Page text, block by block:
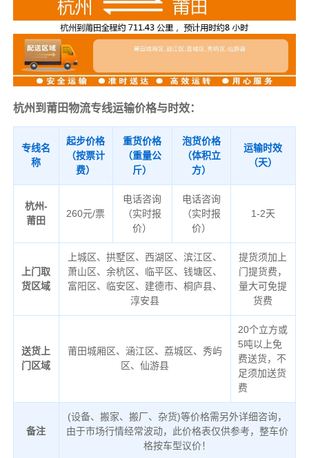
杭州到莆田物流专线运输价格与时效：
专线名
称
起步价格
（按票计
费）
重货价格
（重量公
斤）
泡货价格
（体积立
方）
运输时效
（天）
杭州-
莆田
260元/票
电话咨询
（实时报
价）
电话咨询
（实时报
价）
1-2天
上门取
货区域
上城区、拱墅区、西湖区、滨江区、
萧山区、余杭区、临平区、钱塘区、
富阳区、临安区、建德市、桐庐县、
淳安县
提货须加上
门提货费，
量大可免提
货费
送货上
门区域
莆田城厢区、涵江区、荔城区、秀屿
区、仙游县
20个立方或
5吨以上免
费送货，不
足须加送货
费
备注
(设备、搬家、搬厂、杂货)等价格需另外详细咨询，
由于市场行情经常波动，此价格表仅供参考，整车价
格按车型议价！